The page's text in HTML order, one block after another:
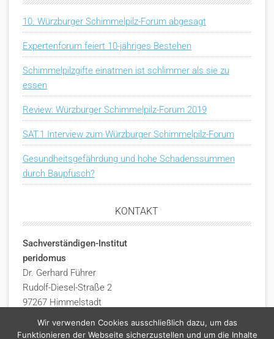
10. Würzburger Schimmelpilz-Forum abgesagt
Expertenforum feiert 10-jähriges Bestehen
Schimmelpilzgifte einatmen ist schlimmer als sie zu
essen
Review: Würzburger Schimmelpilz-Forum 2019
SAT.1 Interview zum Würzburger Schimmelpilz-Forum
Gesundheitsgefährdung und hohe Schadenssummen
durch Baupfusch?
KONTAKT
Sachverständigen-Institut
peridomus
Dr. Gerhard Führer
Rudolf-Diesel-Straße 2
97267 Himmelstadt
Deutschland
Wir verwenden Cookies ausschließlich dazu, um das
Funktionieren der Webseite sicherzustellen und um die Inhalte